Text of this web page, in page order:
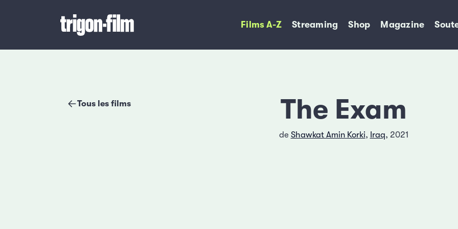
Films A-Z Streaming Shop Magazine
Tous les films The Exam
de Shawkat Amin Korki, Iraq, 2021